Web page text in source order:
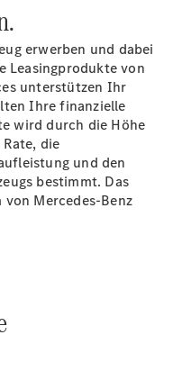
erwerben und dabei
Leasingprodukte von
unterstützen Ihr
Ihre finanzielle
wird durch die Höhe
die
und den
bestimmt. Das
Mercedes-Benz